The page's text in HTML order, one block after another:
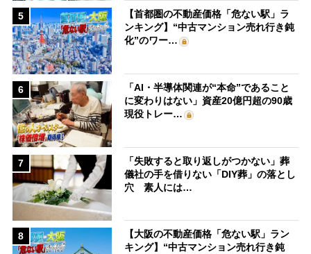
5
【首都圏の不動産価格「危ない駅」ラ
ンキング】“中古マンション売れ行き鈍
化”のワー…
6
「AI・半導体関連が“本命”であること
に変わりはない」資産20億円超の90歳
現役トレー…
7
「失敗すると取り返しがつかない」葬
儀社の手を借りない「DIY葬」の落とし
穴 素人には…
8
【大阪の不動産価格「危ない駅」ラン
キング】“中古マンション売れ行き鈍